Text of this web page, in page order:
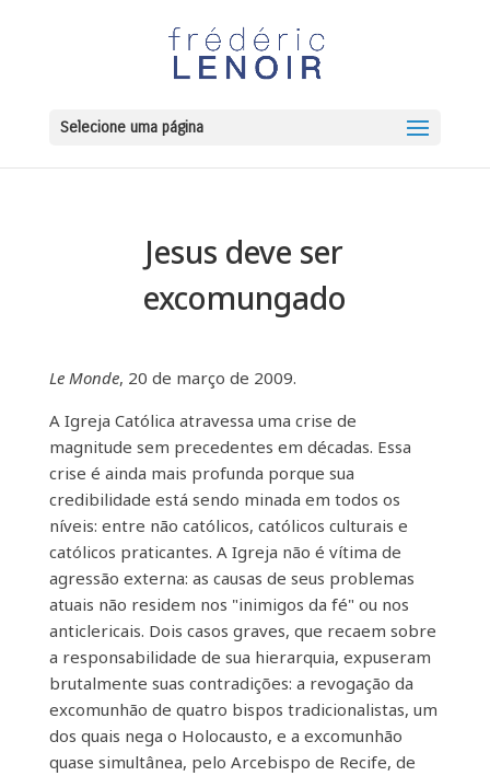
Selecione uma página
Jesus deve ser
excomungado
Le Monde, 20 de março de 2009.
A Igreja Católica atravessa uma crise de
magnitude sem precedentes em décadas. Essa
crise é ainda mais profunda porque sua
credibilidade está sendo minada em todos os
níveis: entre não católicos, católicos culturais e
católicos praticantes. A Igreja não é vítima de
agressão externa: as causas de seus problemas
atuais não residem nos "inimigos da fé" ou nos
anticlericais. Dois casos graves, que recaem sobre
a responsabilidade de sua hierarquia, expuseram
brutalmente suas contradições: a revogação da
excomunhão de quatro bispos tradicionalistas, um
dos quais nega o Holocausto, e a excomunhão
quase simultânea, pelo Arcebispo de Recife, de